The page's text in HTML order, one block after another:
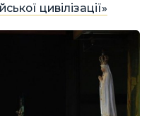
цивілізації»